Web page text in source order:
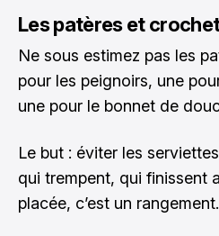
Les patères et
Ne sous estimez pas les
pour les peignoirs, une
une pour le bonnet de
Le but : éviter les
qui trempent, qui finissent
placée, c’est un rangement.